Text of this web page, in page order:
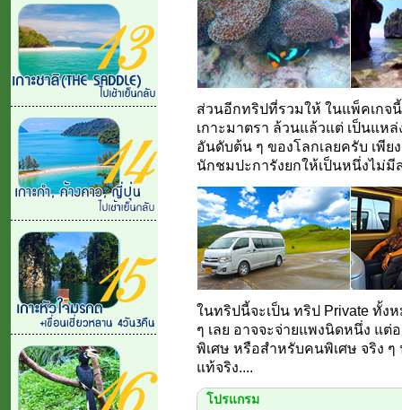
ส่วนอีกทริปที่รวมให้ ในแพ็คเกจนี้
เกาะมาตรา ล้วนแล้วแต่ เป็นแห
อันดับต้น ๆ ของโลกเลยครับ เพีย
นักชมปะการังยกให้เป็นหนึ่งไม่
ในทริปนี้จะเป็น ทริป Private ทั้ง
ๆ เลย อาจจะจ่ายแพงนิดหนึ่ง แต่
พิเศษ หรือสำหรับคนพิเศษ จริง
แท้จริง....
โปรแกรม